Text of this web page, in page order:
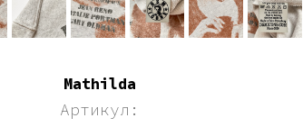
Mathilda
Артикул: